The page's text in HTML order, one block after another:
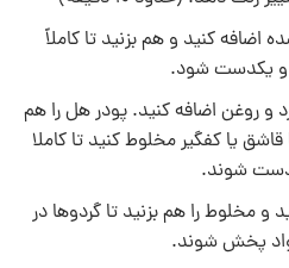
اضافه کنید و هم بزنید تا کاملاً
یکدست شود.
و روغن اضافه کنید. پودر هل را هم
قاشق یا کفگیر مخلوط کنید تا کاملا
شوند.
و مخلوط را هم بزنید تا گردوها در
پخش شوند.